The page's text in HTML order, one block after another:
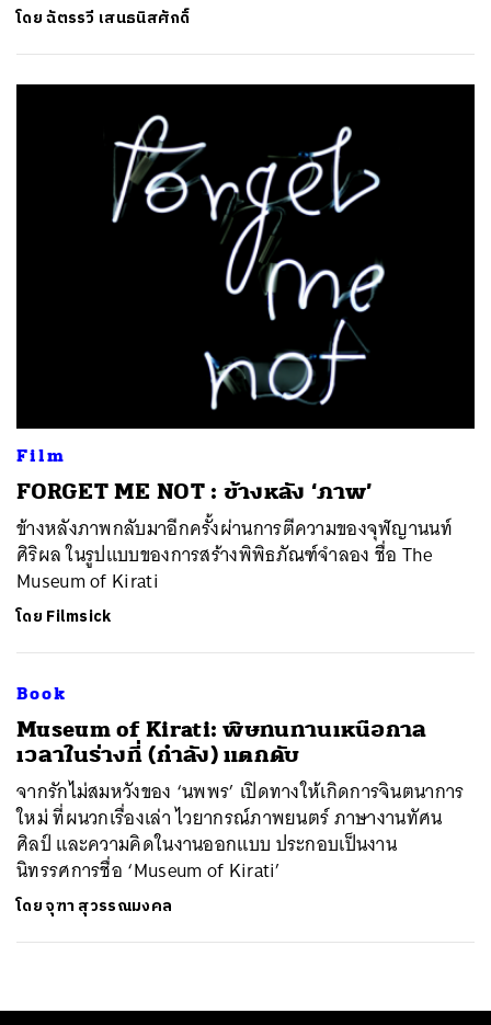
โดยฉัตรรวี เสนธนิสศักดิ์
Film
FORGET ME NOT : ข้างหลัง ‘ภาพ’
ข้างหลังภาพกลับมาอีกครั้งผ่านการตีความของจุฬญานนท์
ศิริผล ในรูปแบบของการสร้างพิพิธภัณฑ์จำลอง ชื่อ The
Museum of Kirati
โดย Filmsick
Book
​Museum of Kirati: พิษทนทานเหนือกาล
เวลาในร่างที่ (กำลัง) แตกดับ
จากรักไม่สมหวังของ ‘นพพร’ เปิดทางให้เกิดการจินตนาการ
ใหม่ ที่ผนวกเรื่องเล่า ไวยากรณ์ภาพยนตร์ ภาษางานทัศน
ศิลป์ และความคิดในงานออกแบบ ประกอบเป็นงาน
นิทรรศการชื่อ ‘Museum of Kirati’
โดยจุฑา สุวรรณมงคล